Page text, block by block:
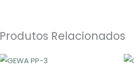
Produtos Relacionados